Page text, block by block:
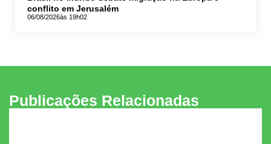
conflito em Jerusalém
06/08/2026às 19h02
Publicações Relacionadas